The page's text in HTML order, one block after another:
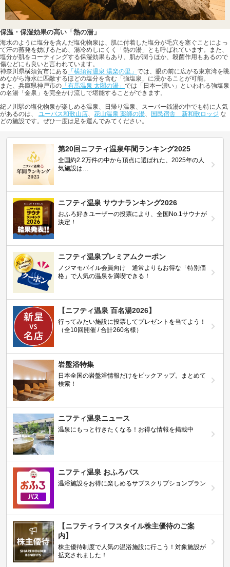
保温・保湿効果の高い「熱の湯」
海水のように塩分を含んだ塩化物泉は、肌に付着した塩分が毛穴を塞ぐことによっ
て汗の蒸発を妨げるため、湯冷めしにくく「熱の湯」とも呼ばれています。また、
塩分が肌をコーティングする保湿効果もあり、肌が潤うほか、殺菌作用もあるので
傷などにも良いと言われています。
神奈川県横須賀市にある 「横須賀温泉 湯楽の里」 では、眼の前に広がる東京湾を眺
めながら海水に匹敵するほどの塩分を含む「強塩泉」に浸かることが可能。
また、兵庫県神戸市の 「有馬温泉 太閤の湯」 では「日本一濃い」といわれる強塩泉
の名湯「金泉」を完全かけ流しで堪能することができます。
紀ノ川駅の塩化物泉が楽しめる温泉、日帰り温泉、スーパー銭湯の中でも特に人気
があるのは、 ユーバス和歌山店、 花山温泉 薬師の湯、 国民宿舎 新和歌ロッジ な
どの施設です。ぜひ一度は足を運んでみてください。
第20回ニフティ温泉年間ランキング2025
全国約2.2万件の中から頂点に選ばれた、2025年の人
気施設は…
ニフティ温泉 サウナランキング2026
おふろ好きユーザーの投票により、全国No.1サウナが
決定！
ニフティ温泉プレミアムクーポン
ノジマモバイル会員向け 通常よりもお得な「特別価
格」で人気の温泉を満喫できる！
【ニフティ温泉 百名湯2026】
行ってみたい施設に投票してプレゼントを当てよう！
（全10回開催 / 合計260名様）
岩盤浴特集
日本全国の岩盤浴情報だけをピックアップ。まとめて
検索！
ニフティ温泉ニュース
温泉にもっと行きたくなる！お得な情報を掲載中
ニフティ温泉 おふろパス
温浴施設をお得に楽しめるサブスクリプションプラン
【ニフティライフスタイル株主優待のご案
内】
株主優待制度で人気の温浴施設に行こう！対象施設が
拡充されました！